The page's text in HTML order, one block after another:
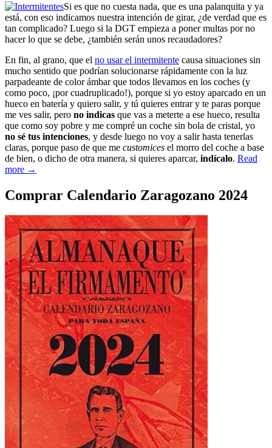
Si es que no cuesta nada, que es una palanquita y ya
está, con eso indicamos nuestra intención de girar, ¿de verdad que es
tan complicado? Luego si la DGT empieza a poner multas por no
hacer lo que se debe, ¿también serán unos recaudadores?
En fin, al grano, que el no usar el intermitente causa situaciones sin
mucho sentido que podrían solucionarse rápidamente con la luz
parpadeante de color ámbar que todos llevamos en los coches (y
como poco, ¡por cuadruplicado!), porque si yo estoy aparcado en un
hueco en batería y quiero salir, y tú quieres entrar y te paras porque
me ves salir, pero no indicas que vas a meterte a ese hueco, resulta
que como soy pobre y me compré un coche sin bola de cristal, yo
no sé tus intenciones, y desde luego no voy a salir hasta tenerlas
claras, porque paso de que me customices el morro del coche a base
de bien, o dicho de otra manera, si quieres aparcar, indícalo. Read
more →
Comprar Calendario Zaragozano 2024